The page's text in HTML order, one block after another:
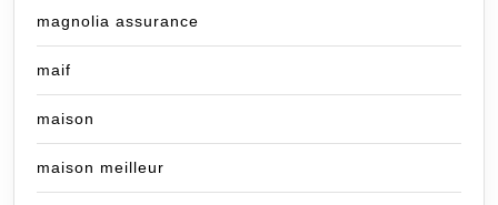
magnolia assurance
maif
maison
maison meilleur